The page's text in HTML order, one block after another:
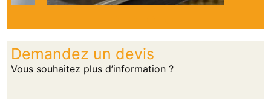
Demandez un devis
Vous souhaitez plus d’information ?